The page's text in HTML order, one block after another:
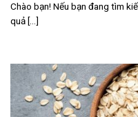
Chào bạn! Nếu bạn đang tìm
quả [...]